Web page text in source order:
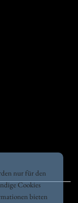
nur für den
Cookies
bieten